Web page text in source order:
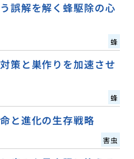
誤解を解く蜂駆除の心
蜂
策と巣作りを加速させ
蜂
と進化の生存戦略
害虫